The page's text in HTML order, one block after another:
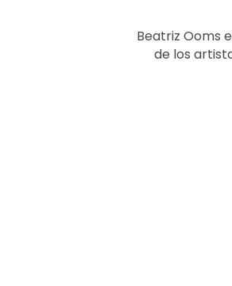
Beatriz Ooms
de los